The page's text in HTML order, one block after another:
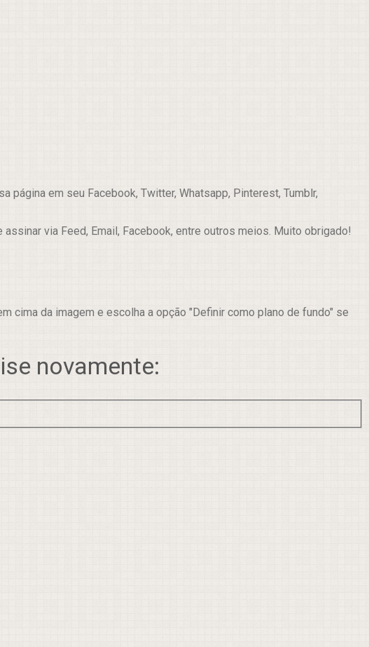
em seu Facebook, Twitter, Whatsapp, Pinterest, Tumblr,
assinar via Feed, Email, Facebook, entre outros meios. Muito obrigado!
cima da imagem e escolha a opção "Definir como plano de fundo" se
novamente: